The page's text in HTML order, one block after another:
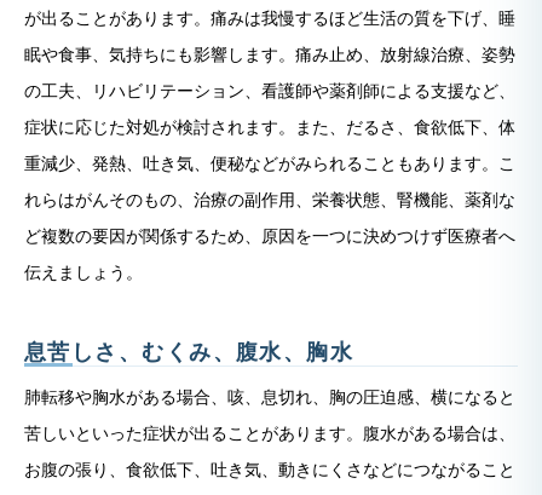
が出ることがあります。痛みは我慢するほど生活の質を下げ、睡
眠や食事、気持ちにも影響します。痛み止め、放射線治療、姿勢
の工夫、リハビリテーション、看護師や薬剤師による支援など、
症状に応じた対処が検討されます。また、だるさ、食欲低下、体
重減少、発熱、吐き気、便秘などがみられることもあります。こ
れらはがんそのもの、治療の副作用、栄養状態、腎機能、薬剤な
ど複数の要因が関係するため、原因を一つに決めつけず医療者へ
伝えましょう。
息苦しさ、むくみ、腹水、胸水
肺転移や胸水がある場合、咳、息切れ、胸の圧迫感、横になると
苦しいといった症状が出ることがあります。腹水がある場合は、
お腹の張り、食欲低下、吐き気、動きにくさなどにつながること